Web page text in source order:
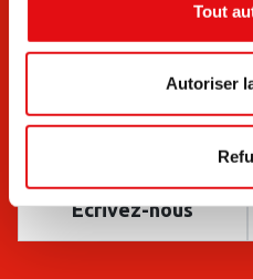
Tout
Autoriser
Ecrivez-nous